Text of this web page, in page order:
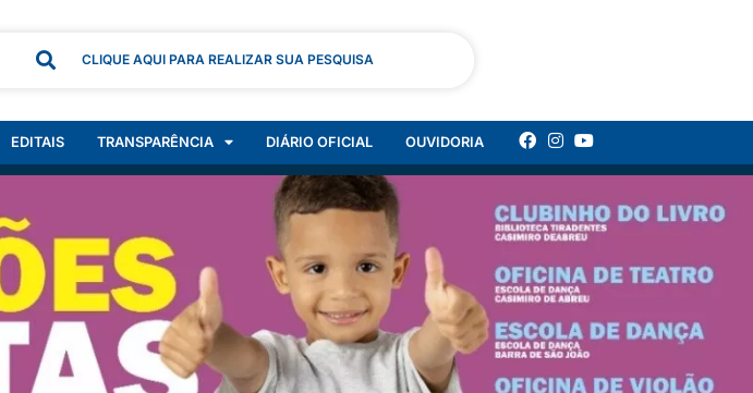
CLIQUE AQUI PARA REALIZAR SUA PESQUISA
EDITAIS TRANSPARÊNCIA DIÁRIO OFICIAL OUVIDORIA